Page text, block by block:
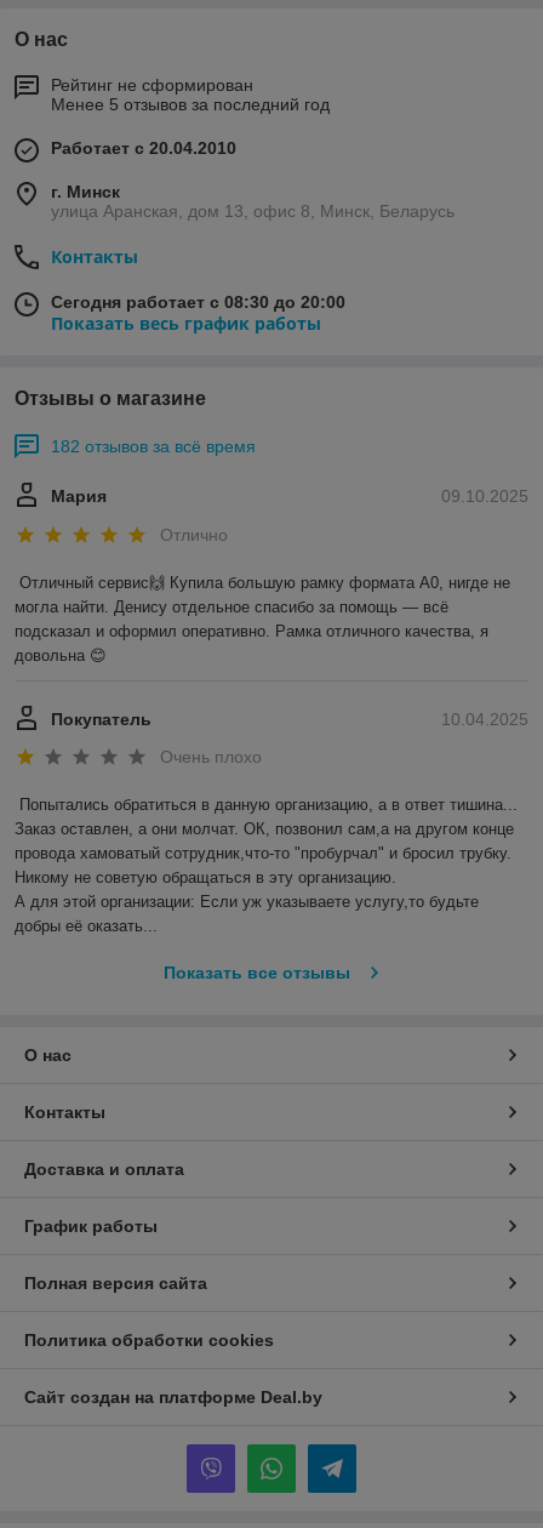
О нас
Рейтинг не сформирован
Менее 5 отзывов за последний год
Работает с 20.04.2010
г. Минск
улица Аранская, дом 13, офис 8, Минск, Беларусь
Контакты
Сегодня работает с 08:30 до 20:00
Показать весь график работы
Отзывы о магазине
182 отзывов за всё время
09.10.2025
Мария
Отлично
Отличный сервис🙌 Купила большую рамку формата А0, нигде не
могла найти. Денису отдельное спасибо за помощь — всё
подсказал и оформил оперативно. Рамка отличного качества, я
довольна 😊
10.04.2025
Покупатель
Очень плохо
Попытались обратиться в данную организацию, а в ответ тишина...
Заказ оставлен, а они молчат. ОК, позвонил сам,а на другом конце
провода хамоватый сотрудник,что-то "пробурчал" и бросил трубку.
Никому не советую обращаться в эту организацию.
А для этой организации: Если уж указываете услугу,то будьте
добры её оказать...
Показать все отзывы
О нас
Контакты
Доставка и оплата
График работы
Полная версия сайта
Политика обработки cookies
Сайт создан на платформе Deal.by